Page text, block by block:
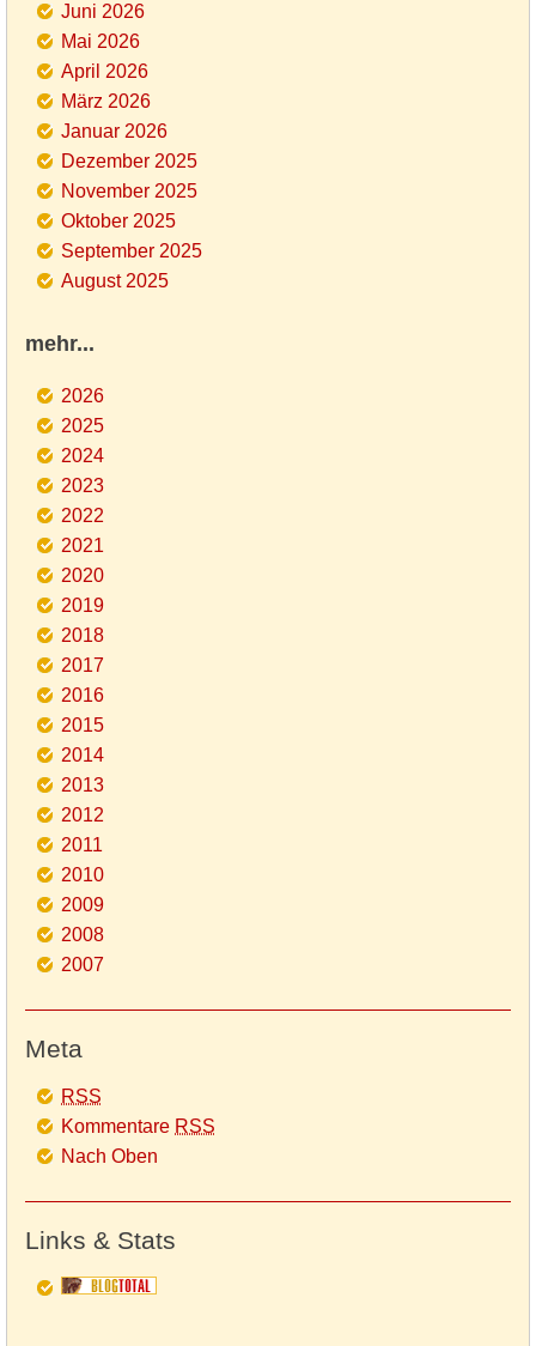
Juni 2026
Mai 2026
April 2026
März 2026
Januar 2026
Dezember 2025
November 2025
Oktober 2025
September 2025
August 2025
mehr...
2026
2025
2024
2023
2022
2021
2020
2019
2018
2017
2016
2015
2014
2013
2012
2011
2010
2009
2008
2007
Meta
RSS
Kommentare RSS
Nach Oben
Links & Stats